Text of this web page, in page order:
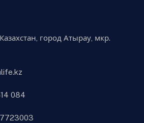
город Атырау, мкр.
084